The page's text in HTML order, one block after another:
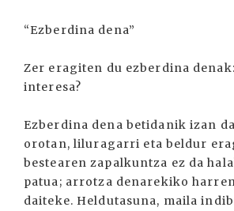
“Ezberdina dena”
Zer eragiten du ezberdina
interesa?
Ezberdina dena betidanik izan
orotan, liluragarri eta beldur
bestearen zapalkuntza ez da
patua; arrotza denarekiko
daiteke. Heldutasuna, maila